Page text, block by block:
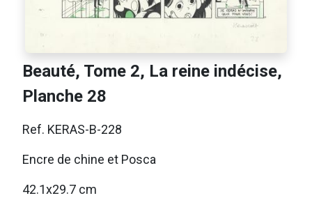
Beauté, Tome 2, La reine indécise,
Planche 28
Ref. KERAS-B-228
Encre de chine et Posca
42.1x29.7 cm